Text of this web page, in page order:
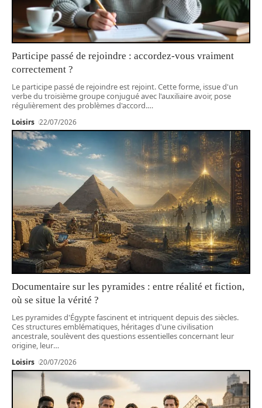
Participe passé de rejoindre : accordez-vous vraiment
correctement ?
Le participe passé de rejoindre est rejoint. Cette forme, issue d'un
verbe du troisième groupe conjugué avec l'auxiliaire avoir, pose
régulièrement des problèmes d'accord.…
Loisirs 22/07/2026
Documentaire sur les pyramides : entre réalité et fiction,
où se situe la vérité ?
Les pyramides d'Égypte fascinent et intriquent depuis des siècles.
Ces structures emblématiques, héritages d'une civilisation
ancestrale, soulèvent des questions essentielles concernant leur
origine, leur…
Loisirs 20/07/2026